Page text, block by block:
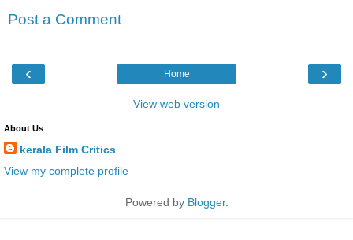
Post a Comment
‹ ›
Home
View web version
About Us
kerala Film Critics
View my complete profile
Powered by Blogger.